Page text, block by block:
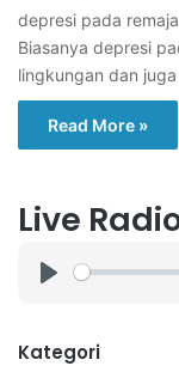
depresi pada
Biasanya depresi
lingkungan dan
Read More »
Live
a
Kategori